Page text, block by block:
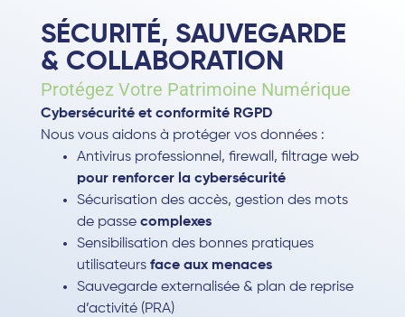
SÉCURITÉ, SAUVEGARDE
& COLLABORATION
Protégez Votre Patrimoine Numérique
Cybersécurité et conformité RGPD
Nous vous aidons à protéger vos données :
Antivirus professionnel, firewall, filtrage web
pour renforcer la cybersécurité
Sécurisation des accès, gestion des mots
de passe complexes
Sensibilisation des bonnes pratiques
utilisateurs face aux menaces
Sauvegarde externalisée & plan de reprise
d’activité (PRA)